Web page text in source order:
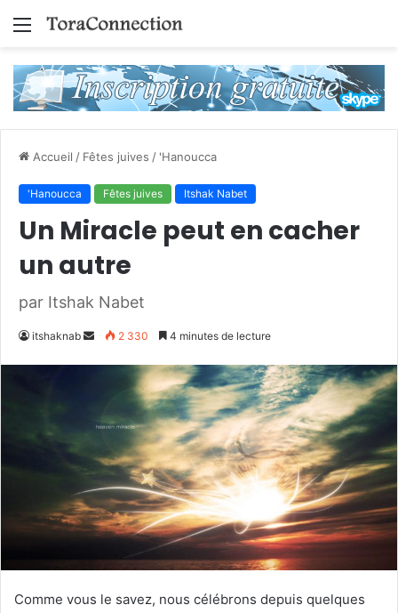
Menu
Accueil / Fêtes juives / 'Hanoucca
'Hanoucca Fêtes juives Itshak Nabet
Un Miracle peut en cacher
un autre
par Itshak Nabet
itshaknab
Envoyer2 330 4 minutes de lecture
Comme vous le savez, nous célébrons depuis quelques